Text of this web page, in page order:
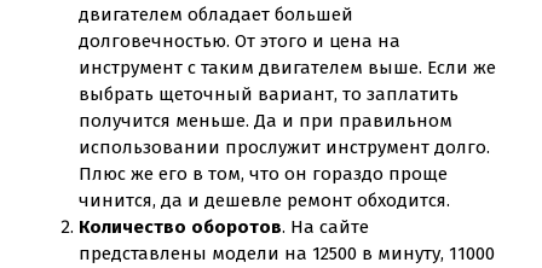
двигателем обладает большей
долговечностью. От этого и цена на
инструмент с таким двигателем выше. Если же
выбрать щеточный вариант, то заплатить
получится меньше. Да и при правильном
использовании прослужит инструмент долго.
Плюс же его в том, что он гораздо проще
чинится, да и дешевле ремонт обходится.
Количество оборотов. На сайте
представлены модели на 12500 в минуту, 11000